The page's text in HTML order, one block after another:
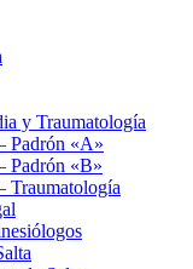
y Traumatología
Padrón «A»
Padrón «B»
Traumatología